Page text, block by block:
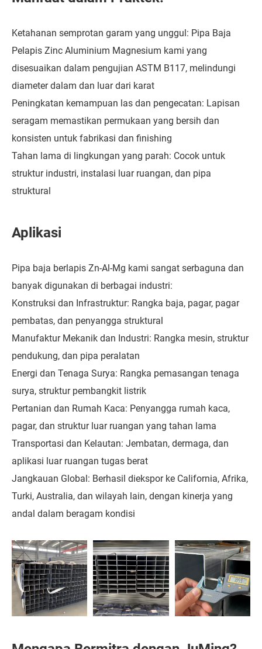
Ketahanan semprotan garam yang unggul: Pipa Baja
Pelapis Zinc Aluminium Magnesium kami yang
disesuaikan dalam pengujian ASTM B117, melindungi
diameter dalam dan luar dari karat
Peningkatan kemampuan las dan pengecatan: Lapisan
seragam memastikan permukaan yang bersih dan
konsisten untuk fabrikasi dan finishing
Tahan lama di lingkungan yang parah: Cocok untuk
struktur industri, instalasi luar ruangan, dan pipa
struktural
Aplikasi
Pipa baja berlapis Zn-Al-Mg kami sangat serbaguna dan
banyak digunakan di berbagai industri:
Konstruksi dan Infrastruktur: Rangka baja, pagar, pagar
pembatas, dan penyangga struktural
Manufaktur Mekanik dan Industri: Rangka mesin, struktur
pendukung, dan pipa peralatan
Energi dan Tenaga Surya: Rangka pemasangan tenaga
surya, struktur pembangkit listrik
Pertanian dan Rumah Kaca: Penyangga rumah kaca,
pagar, dan struktur luar ruangan yang tahan lama
Transportasi dan Kelautan: Jembatan, dermaga, dan
aplikasi luar ruangan tugas berat
Jangkauan Global: Berhasil diekspor ke California, Afrika,
Turki, Australia, dan wilayah lain, dengan kinerja yang
andal dalam beragam kondisi